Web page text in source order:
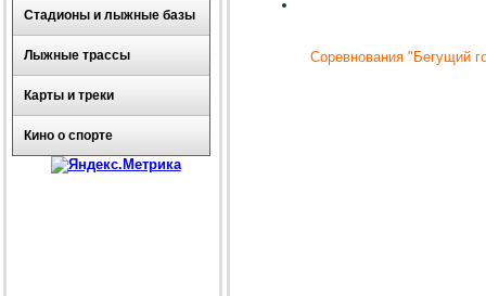
Стадионы и лыжные базы
Лыжные трассы
Карты и треки
Кино о спорте
Соревнования "Бегущий